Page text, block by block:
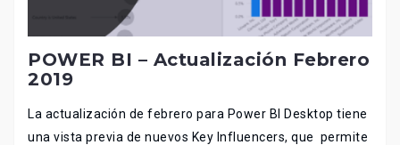
POWER BI – Actualización Febrero
2019
La actualización de febrero para Power BI Desktop tiene
una vista previa de nuevos Key Influencers, que permite